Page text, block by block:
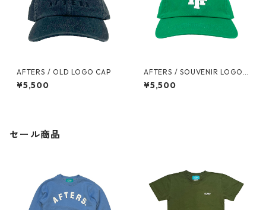
AFTERS / OLD LOGO CAP
¥5,500
AFTERS / SOUVENIR LOGO
CAP
¥5,500
セール商品